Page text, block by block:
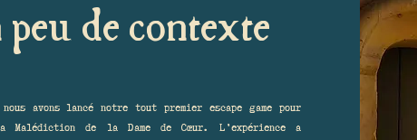
peu de contexte
avons lancé notre tout premier escape game pour
Malédiction de la Dame de Cœur. L’expérience a